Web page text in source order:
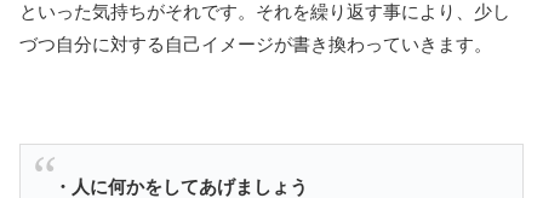
といった気持ちがそれです。それを繰り返す事により、少し
づつ自分に対する自己イメージが書き換わっていきます。
・人に何かをしてあげましょう